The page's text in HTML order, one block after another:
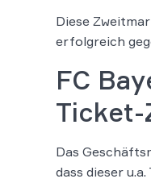
Diese
erfolgreich
FC
Ticket-
Das
dass dieser